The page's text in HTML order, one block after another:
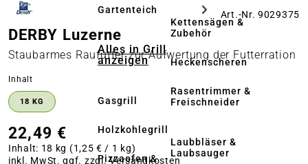
Gartenteich
Alles in Grill
anzeigen
Gasgrill
Holzkohlegrill
Pizzaofen &
Kettensägen &
Zubehör
Heckenscheren
Rasentrimmer &
Freischneider
Laubbläser &
Laubsauger
Art.-Nr. 9029375
DERBY Luzerne
Staubarmes Raufutter zur Aufwertung der Futterration
Inhalt
18 KG
22,49 €
Inhalt: 18 kg (1,25 € / 1 kg)
inkl. MwSt. ggf. zzgl.Versandkosten